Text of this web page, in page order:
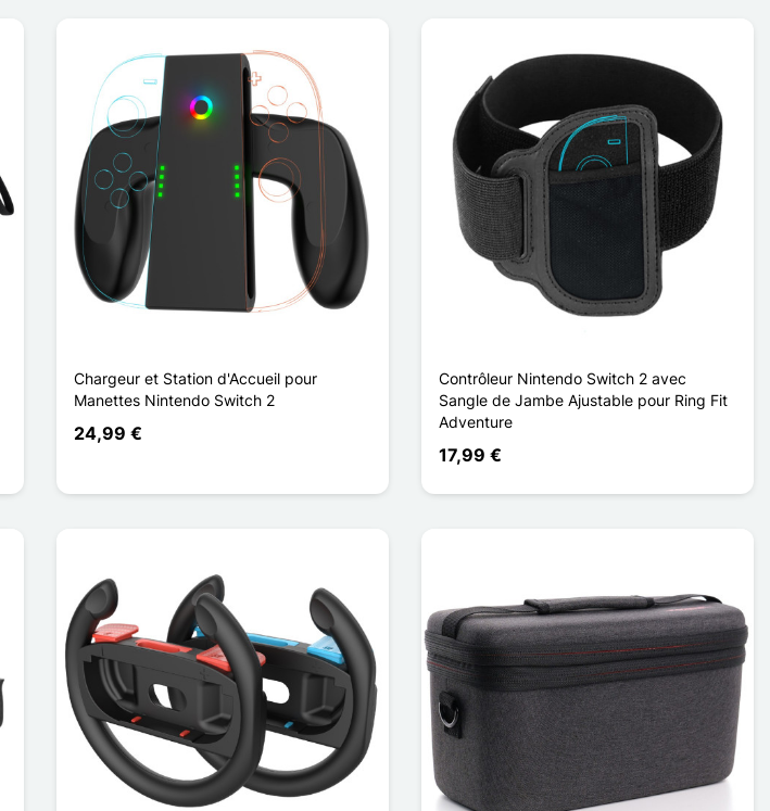
Chargeur et Station d'Accueil pour
Manettes Nintendo Switch 2
24,99 €
Contrôleur Nintendo Switch 2 avec
Sangle de Jambe Ajustable pour Ring Fit
Adventure
17,99 €